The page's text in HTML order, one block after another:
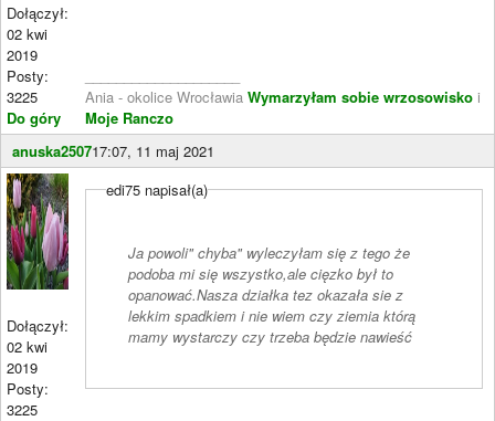
Dołączył:
02 kwi
2019
Posty:
3225
Do góry
Ania - okolice Wrocławia Wymarzyłam sobie wrzosowisko i
Moje Ranczo
anuska250717:07, 11 maj 2021
Dołączył:
02 kwi
2019
Posty:
3225
edi75 napisał(a)
Ja powoli" chyba" wyleczyłam się z tego że
podoba mi się wszystko,ale cięzko był to
opanować.Nasza działka tez okazała sie z
lekkim spadkiem i nie wiem czy ziemia którą
mamy wystarczy czy trzeba będzie nawieść